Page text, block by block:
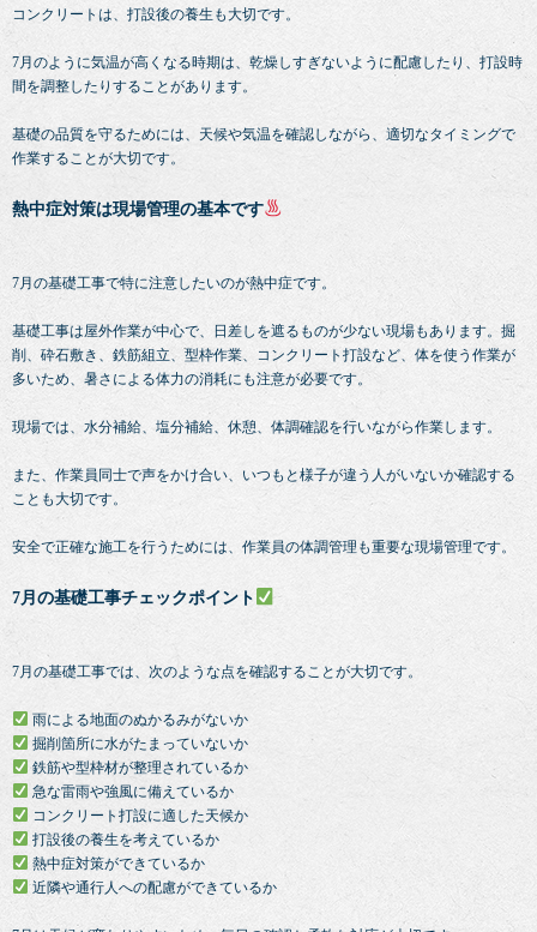
コンクリートは、打設後の養生も大切です。
7月のように気温が高くなる時期は、乾燥しすぎないように配慮したり、打設時
間を調整したりすることがあります。
基礎の品質を守るためには、天候や気温を確認しながら、適切なタイミングで
作業することが大切です。
熱中症対策は現場管理の基本です
7月の基礎工事で特に注意したいのが熱中症です。
基礎工事は屋外作業が中心で、日差しを遮るものが少ない現場もあります。掘
削、砕石敷き、鉄筋組立、型枠作業、コンクリート打設など、体を使う作業が
多いため、暑さによる体力の消耗にも注意が必要です。
現場では、水分補給、塩分補給、休憩、体調確認を行いながら作業します。
また、作業員同士で声をかけ合い、いつもと様子が違う人がいないか確認する
ことも大切です。
安全で正確な施工を行うためには、作業員の体調管理も重要な現場管理です。
7月の基礎工事チェックポイント
7月の基礎工事では、次のような点を確認することが大切です。
雨による地面のぬかるみがないか
掘削箇所に水がたまっていないか
鉄筋や型枠材が整理されているか
急な雷雨や強風に備えているか
コンクリート打設に適した天候か
打設後の養生を考えているか
熱中症対策ができているか
近隣や通行人への配慮ができているか